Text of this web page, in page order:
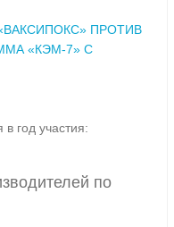
ПРОТИВ
«КЭМ-7» С
год участия:
по